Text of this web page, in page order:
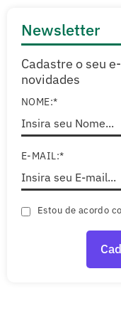
Newsletter
Cadastre o seu
novidades
NOME:*
E-MAIL:*
Estou de acordo